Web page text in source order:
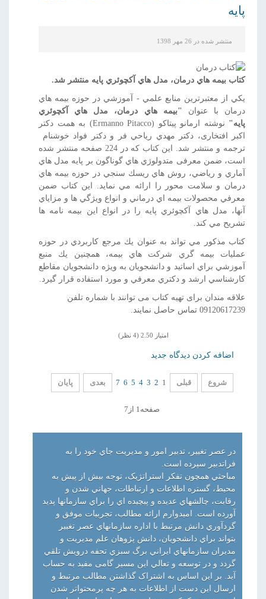
پايه
منتشر شده در 26 مهر 1398
کتاب بيمه هاي درمان، مدل هاي آكچوئري پايه منتشر شد.
يكي از معتبرترين منابع علمي - آموزشي در حوزه بيمه هاي
درمان با عنوان
"بيمه هاي درمان، مدل هاي آكچوئري
پايه"
نوشته ارمانو پيتاكو (Ermanno Pitacco) به همت دکتر
اکبر افتخاری، دكتر مهدي رياحي فر و دكتر فواد خوشنام
ترجمه و منتشر شد. این کتاب که در 224 صفحه منتشر شده
است، ضمن معرفی متدولوژي هاي گوناگون بر پايه مدل هاي
آماري و رياضي، روش هاي ريسك سنجي در حوزه بيمه هاي
درمان و سلامت محور را ارائه مي نمايد. اين كتاب ضمن
معرفي محصولات بيمه اي درماني و انواع ويژگي ها و مزاياي
آنها، مدل هاي آكچوئري پايه را در انواع اين بيمه نامه ها
تشريح مي كند.
كتاب مذكور مي تواند به عنوان يك مرجع كاربردي در حوزه
عمليات بيمه گري شركت هاي بيمه، همچنين يك منبع
آموزشي براي اساتيد و دانشجويان به ويژه دانشجويان مقاطع
كارشناسي ارشد و دكتري معرفي و مورد استفاده قرار گيرد.
علاقه مندان برای تهیه کتاب می توانند با شماره تلفن
09120617239 تماس حاصل نمایند.
امتیاز 2.50 (4 نظر)
اضافه کردن دیدگاه جدید
شروع قبلی 1
2
3
4
5
6
7 بعدی پایان
صفحه1 از7
در عصر تغيير، تدبير امور و مديريت جاي خود را به
فراتدبير سپرده است.
مباحثي همچون تفکر استراتژيک، توجه بيش از پيش به
محيط، گستره اطلاعات و ارتباطات، جهاني شدن و
رقابت، چالشهاي عديده و پيچيده اي را براي سازمانها پديد
آورده است. اميدوارم ارائه مطالب، تجربيات موفق و
گردآوري دانش مرتبط با اداره سازمانهاي عصر تغيير
بتواند براي دانشجويان، دانش پژوهان علم مديريت و
مديران سازمانهاي ايراني برگ سبزي تحفه درويش تلقي
گردد و در توسعه و تعالي اين مسير گامی مفيد به حساب
آید. بر اين اساس به اشتراک گذاشتن مطالب مرتبط و
ارسال اين دست از اطلاعات به هر چه پرمحتواتر شدن